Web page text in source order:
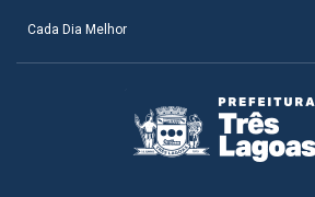
Cada Dia Melhor